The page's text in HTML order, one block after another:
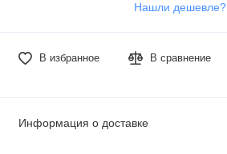
Нашли дешевле?
В избранное В сравнение
Информация о доставке